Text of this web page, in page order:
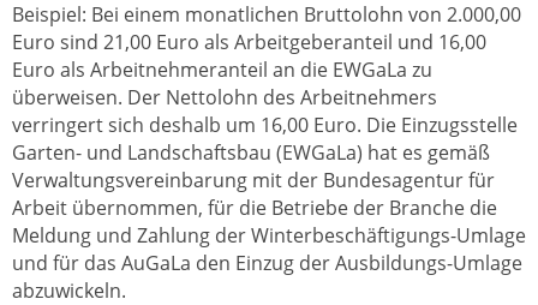
Beispiel: Bei einem monatlichen Bruttolohn von 2.000,00
Euro sind 21,00 Euro als Arbeitgeberanteil und 16,00
Euro als Arbeitnehmeranteil an die EWGaLa zu
überweisen. Der Nettolohn des Arbeitnehmers
verringert sich deshalb um 16,00 Euro. Die Einzugsstelle
Garten- und Landschaftsbau (EWGaLa) hat es gemäß
Verwaltungsvereinbarung mit der Bundesagentur für
Arbeit übernommen, für die Betriebe der Branche die
Meldung und Zahlung der Winterbeschäftigungs-Umlage
und für das AuGaLa den Einzug der Ausbildungs-Umlage
abzuwickeln.